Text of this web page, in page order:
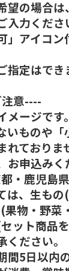
の場合は
入力くださ
」アイコン
定はでき
意----
ージです
いものや
れておりま
お申込みく
・鹿児島
は、生も
物・野菜
ット商品
ださい。
間5日以内